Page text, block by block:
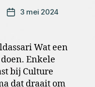
Berichtdatum
3 mei 2024
Wat een
Enkele
bij Culture
dat draait om